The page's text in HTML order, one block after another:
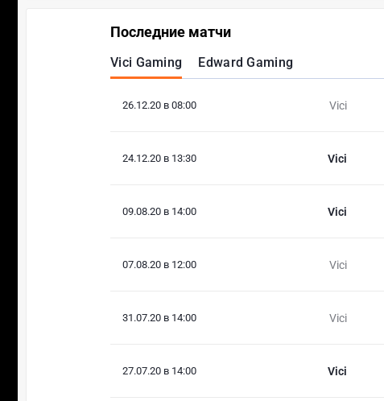
Последние матчи
Vici Gaming Edward Gaming
26.12.20 в 08:00 Vici
24.12.20 в 13:30 Vici
09.08.20 в 14:00 Vici
07.08.20 в 12:00 Vici
31.07.20 в 14:00 Vici
27.07.20 в 14:00 Vici